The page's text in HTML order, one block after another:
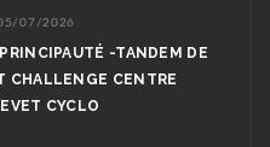
07/2026
-TANDEM DE
CHALLENGE CENTRE
CYCLO